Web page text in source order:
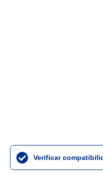
Verificar